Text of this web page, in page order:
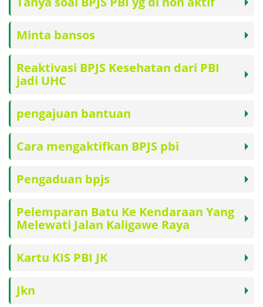
Minta bansos
Reaktivasi BPJS Kesehatan dari PBI
jadi UHC
pengajuan bantuan
Cara mengaktifkan BPJS pbi
Pengaduan bpjs
Pelemparan Batu Ke Kendaraan Yang
Melewati Jalan Kaligawe Raya
Kartu KIS PBI JK
Jkn